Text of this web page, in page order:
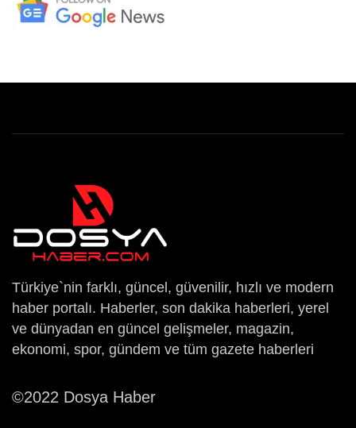
Türkiye`nin farklı, güncel, güvenilir, hızlı ve modern
haber portalı. Haberler, son dakika haberleri, yerel
ve dünyadan en güncel gelişmeler, magazin,
ekonomi, spor, gündem ve tüm gazete haberleri
©2022 Dosya Haber